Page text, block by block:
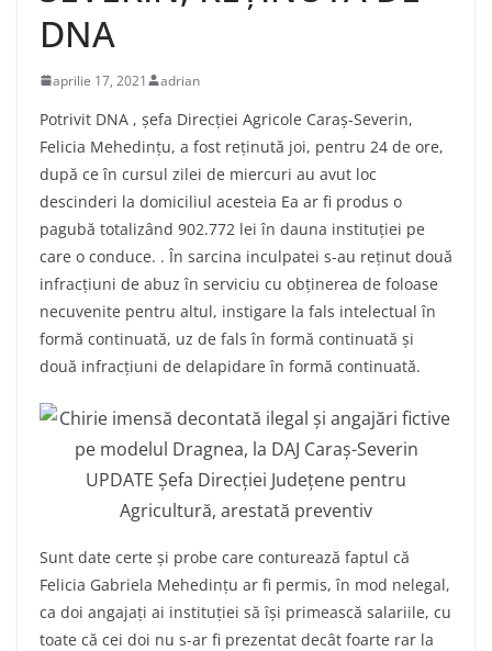
DNA
aprilie 17, 2021 adrian
Potrivit DNA , șefa Direcției Agricole Caraș-Severin,
Felicia Mehedințu, a fost reținută joi, pentru 24 de ore,
după ce în cursul zilei de miercuri au avut loc
descinderi la domiciliul acesteia Ea ar fi produs o
pagubă totalizând 902.772 lei în dauna instituției pe
care o conduce. . În sarcina inculpatei s-au reținut două
infracțiuni de abuz în serviciu cu obținerea de foloase
necuvenite pentru altul, instigare la fals intelectual în
formă continuată, uz de fals în formă continuată și
două infracțiuni de delapidare în formă continuată.
Sunt date certe și probe care conturează faptul că
Felicia Gabriela Mehedințu ar fi permis, în mod nelegal,
ca doi angajați ai instituției să își primească salariile, cu
toate că cei doi nu s-ar fi prezentat decât foarte rar la